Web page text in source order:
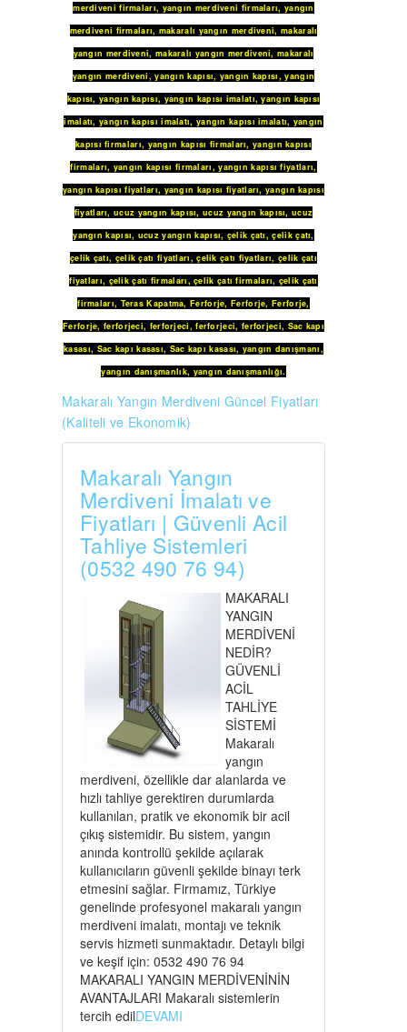
merdiveni firmaları, yangın merdiveni firmaları, yangın
merdiveni firmaları, makaralı yangın merdiveni,makaralı
yangın merdiveni, makaralı yangın merdiveni,makaralı
yangın merdiveni,yangın kapısı, yangın kapısı,yangın
kapısı,yangın kapısı, yangın kapısı imalatı,yangın kapısı
imalatı,yangın kapısı imalatı, yangın kapısı imalatı, yangın
kapısı firmaları, yangın kapısı firmaları,yangın kapısı
firmaları, yangın kapısı firmaları,yangın kapısı fiyatları,
yangın kapısı fiyatları, yangın kapısı fiyatları,yangın kapısı
fiyatları,ucuz yangın kapısı,ucuz yangın kapısı,ucuz
yangın kapısı, ucuz yangın kapısı, çelik çatı,çelik çatı,
çelik çatı, çelik çatı fiyatları,çelik çatı fiyatları, çelik çatı
fiyatları, çelik çatı firmaları,çelik çatı firmaları, çelik çatı
firmaları, Teras Kapatma,Ferforje,Ferforje,Ferforje,
Ferforje,ferforjeci, ferforjeci,ferforjeci, ferforjeci, Sac kapı
kasası, Sac kapı kasası, Sac kapı kasası, yangın danışmanı,
yangın danışmanlık, yangın danışmanlığı.
Makaralı Yangın Merdiveni Güncel Fiyatları
(Kaliteli ve Ekonomik)
Makaralı Yangın
Merdiveni İmalatı ve
Fiyatları | Güvenli Acil
Tahliye Sistemleri
(0532 490 76 94)
MAKARALI
YANGIN
MERDİVENİ
NEDİR?
GÜVENLİ
ACİL
TAHLİYE
SİSTEMİ
Makaralı
yangın
merdiveni, özellikle dar alanlarda ve
hızlı tahliye gerektiren durumlarda
kullanılan, pratik ve ekonomik bir acil
çıkış sistemidir. Bu sistem, yangın
anında kontrollü şekilde açılarak
kullanıcıların güvenli şekilde binayı terk
etmesini sağlar. Firmamız, Türkiye
genelinde profesyonel makaralı yangın
merdiveni imalatı, montajı ve teknik
servis hizmeti sunmaktadır. Detaylı bilgi
ve keşif için: 0532 490 76 94
MAKARALI YANGIN MERDİVENİNİN
AVANTAJLARI Makaralı sistemlerin
tercih edilDEVAMI